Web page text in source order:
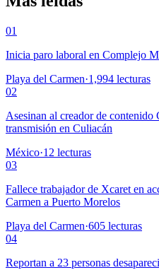
01
Inicia paro laboral en Complejo
Playa del Carmen·1,994 lecturas
02
Asesinan al creador de contenido
transmisión en Culiacán
México·12 lecturas
03
Fallece trabajador de Xcaret en
Carmen a Puerto Morelos
Playa del Carmen·605 lecturas
04
Reportan a 23 personas